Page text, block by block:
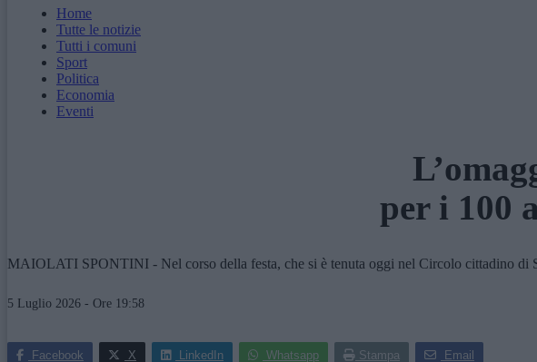
Home
Tutte le notizie
Tutti i comuni
Sport
Politica
Economia
Eventi
per i 100
MAIOLATI SPONTINI - Nel corso della festa, che si è tenuta oggi nel Circolo cittadino di
5 Luglio 2026 - Ore 19:58
Facebook X LinkedIn Whatsapp Stampa Email